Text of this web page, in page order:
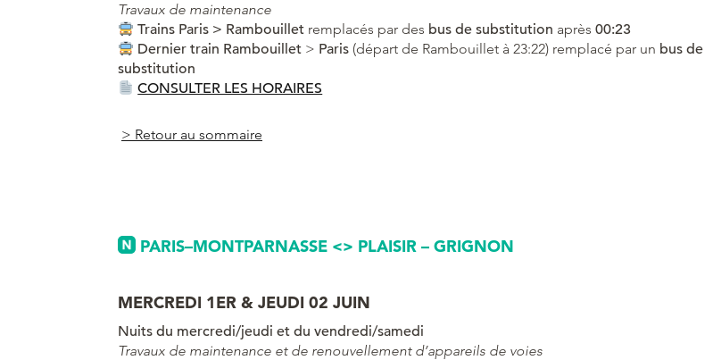
Travaux de maintenance
Trains Paris > Rambouillet remplacés par des bus de substitution après00:23
Dernier train Rambouillet > Paris (départ de Rambouillet à 23:22) remplacé par un bus de
substitution
CONSULTER LES HORAIRES
> Retour au sommaire
PARIS–MONTPARNASSE <> PLAISIR – GRIGNON
MERCREDI 1ER & JEUDI 02 JUIN
Nuits du mercredi/jeudi et du vendredi/samedi
Travaux de maintenance et de renouvellement d’appareils de voies